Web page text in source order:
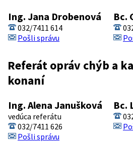
Ing. Jana Drobenová
032/7411 614
Pošli správu
Bc.
Referát opráv chýb a
konaní
Ing. Alena Janušková
vedúca referátu
032/7411 626
Pošli správu
Bc.